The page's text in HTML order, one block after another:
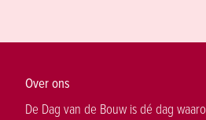
Over ons
De Dag van de Bouw is dé dag